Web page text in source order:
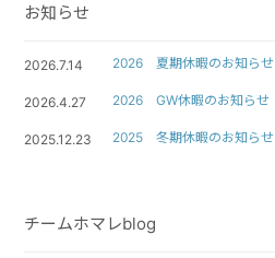
お知らせ
2026.7.14 2026 夏期休暇のお知らせ
2026.4.27 2026 GW休暇のお知らせ
2025.12.23 2025 冬期休暇のお知らせ
チームホマレblog